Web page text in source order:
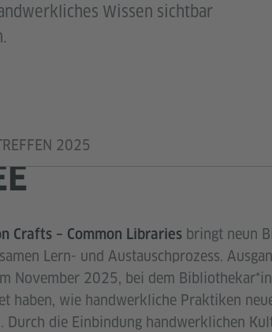
Wissen sichtbar
2025
Crafts – Common Libraries bringt neun
Lern- und Austauschprozess.
November 2025, bei dem
haben, wie handwerkliche Praktiken
Durch die Einbindung handwerklichen